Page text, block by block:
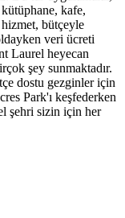
kütüphane, kafe,
bütçeyle
veri ücreti
Laurel heyecan
şey sunmaktadır.
dostu gezginler için
Park'ı keşfederken
şehri sizin için her